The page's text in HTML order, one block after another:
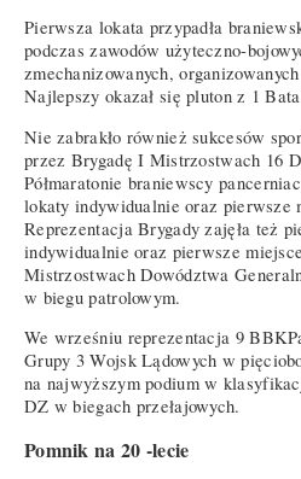
Pierwsza lokata przypadła
podczas zawodów użyteczno-
zmechanizowanych,
Najlepszy okazał się pluton z 1
Nie zabrakło również sukcesów
przez Brygadę I Mistrzostwach 16
Półmaratonie braniewscy
lokaty indywidualnie oraz pierwsze
Reprezentacja Brygady zajęła też
indywidualnie oraz pierwsze
Mistrzostwach Dowództwa
w biegu patrolowym.
We wrześniu reprezentacja 9
Grupy 3 Wojsk Lądowych w
na najwyższym podium w
DZ w biegach przełajowych.
Pomnik na 20 -lecie